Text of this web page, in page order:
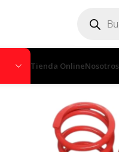
Tienda OnlineNosotros